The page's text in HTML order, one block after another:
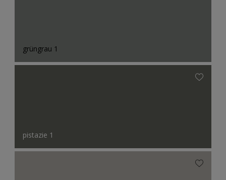
grüngrau 1
pistazie 1